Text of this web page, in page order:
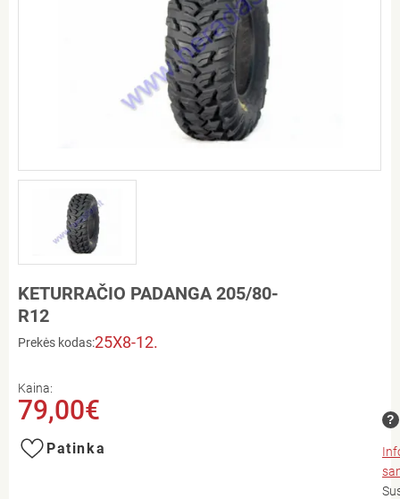
KETURRAČIO PADANGA 205/80-
R12
Prekės kodas:25X8-12.
Kaina:
79,00€
Patinka